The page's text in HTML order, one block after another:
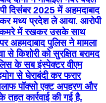
दिसंबर 2025 में अहमदाबाद
मध्य प्रदेश ले आया. आरोपी
कमरे में रखकर उसके साथ
अहमदाबाद पुलिस ने मामला
किशोरी को सुरक्षित बरामद
के सब इंस्पेक्टर वीएम
से घेराबंदी कर फरार
पॉक्सो एक्ट अपहरण और
तहत कार्रवाई की गई है.